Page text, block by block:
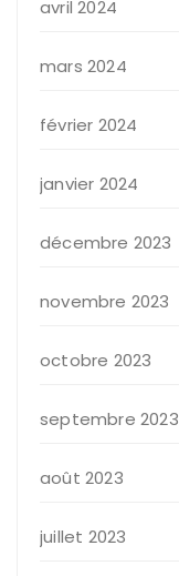
avril 2024
mars 2024
février 2024
janvier 2024
décembre 2023
novembre 2023
octobre 2023
septembre 2023
août 2023
juillet 2023